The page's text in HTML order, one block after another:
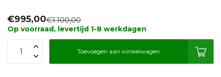
€995,00€1.100,00
Op voorraad, levertijd 1-8 werkdagen
Toevoegen aan winkelwagen